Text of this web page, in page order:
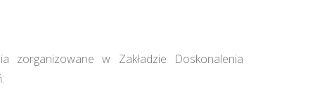
zorganizowane w Zakładzie Doskonalenia